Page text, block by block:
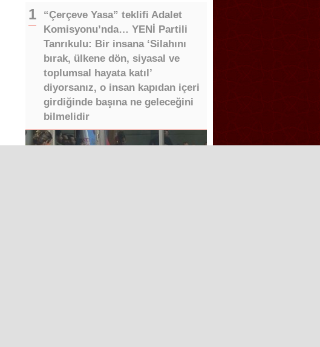
“Çerçeve Yasa” teklifi Adalet
Komisyonu’nda… YENİ Partili
Tanrıkulu: Bir insana ‘Silahını
bırak, ülkene dön, siyasal ve
toplumsal hayata katıl’
diyorsanız, o insan kapıdan içeri
girdiğinde başına ne geleceğini
bilmelidir